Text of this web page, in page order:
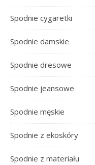
Spodnie cygaretki
Spodnie damskie
Spodnie dresowe
Spodnie jeansowe
Spodnie męskie
Spodnie z ekoskóry
Spodnie z materiału